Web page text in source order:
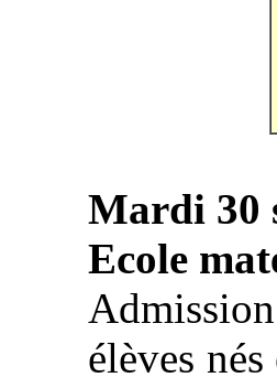
Mardi 30
Ecole
élèves